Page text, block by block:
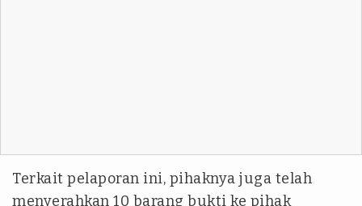
Terkait pelaporan ini, pihaknya juga telah
menyerahkan 10 barang bukti ke pihak